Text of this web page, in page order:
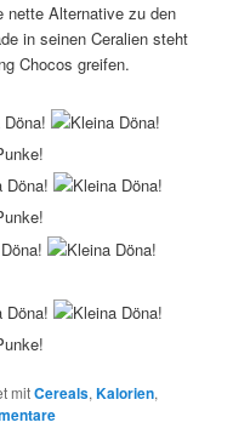
nette Alternative zu den
in seinen Ceralien steht
Chocos greifen.
mitCereals,Kalorien,